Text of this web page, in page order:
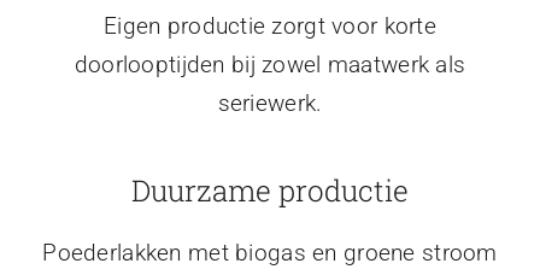
Eigen productie zorgt voor korte
doorlooptijden bij zowel maatwerk als
seriewerk.
Duurzame productie
Poederlakken met biogas en groene stroom